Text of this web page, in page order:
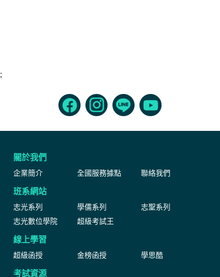
;
關於我們
企業簡介 全國服務據點 聯絡我們
班系網站
志光系列 學儒系列
志聖系列
志光數位學院
超級考試王
線上學習
超級函授 金榜函授 學思酷
考試資源